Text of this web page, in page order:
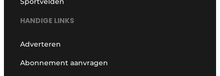
HANDIGE LINKS
Adverteren
Abonnement aanvragen